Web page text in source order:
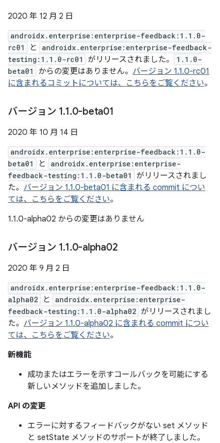
2020 年 12 月 2 日
androidx.enterprise:enterprise-feedback:1.1.0-
rc01
と
androidx.enterprise:enterprise-feedback-
testing:1.1.0-rc01
がリリースされました。
1.1.0-
beta01
からの変更はありません。 バージョン 1.1.0-rc01
に含まれるコミットについては、こちらをご覧ください。
バージョン 1.1.0-beta01
2020 年 10 月 14 日
androidx.enterprise:enterprise-feedback:1.1.0-
beta01
と
androidx.enterprise:enterprise-
feedback-testing:1.1.0-beta01
がリリースされまし
た。 バージョン 1.1.0-beta01 に含まれる commit につい
ては、こちらをご覧ください。
1.1.0-alpha02 からの変更はありません
バージョン 1.1.0-alpha02
2020 年 9 月 2 日
androidx.enterprise:enterprise-feedback:1.1.0-
alpha02
と
androidx.enterprise:enterprise-
feedback-testing:1.1.0-alpha02 がリリースされまし
た。 バージョン 1.1.0-alpha02 に含まれる commit につい
ては、こちらをご覧ください。
新機能
成功またはエラーを示すコールバックを可能にする
新しいメソッドを追加しました。
API の変更
エラーに対するフィードバックがない set メソッド
と setState メソッドのサポートが終了しました。